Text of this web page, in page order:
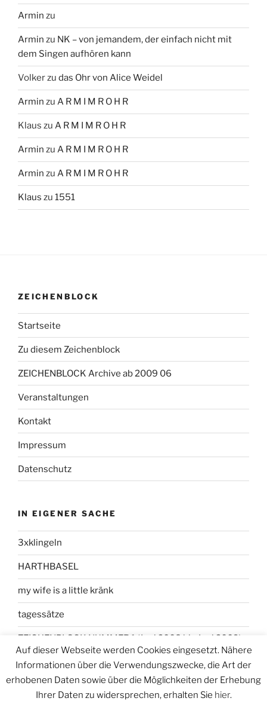
Armin zu
Armin zu NK – von jemandem, der einfach nicht mit
dem Singen aufhören kann
Volkerzu das Ohr von Alice Weidel
Armin zu A R M I M R O H R
Klaus zu A R M I M R O H R
Armin zu A R M I M R O H R
Armin zu A R M I M R O H R
Klaus zu 1551
ZEICHENBLOCK
Startseite
Zu diesem Zeichenblock
ZEICHENBLOCK Archive ab 2009 06
Veranstaltungen
Kontakt
Impressum
Datenschutz
IN EIGENER SACHE
3xklingeln
HARTHBASEL
my wife is a little kränk
tagessätze
ZEICHENBLOCK NUMMER 1 (Juni 2008 bis Juni 2009)
Auf dieser Webseite werden Cookies eingesetzt. Nähere
Informationen über die Verwendungszwecke, die Art der
erhobenen Daten sowie über die Möglichkeiten der Erhebung
Ihrer Daten zu widersprechen, erhalten Sie hier.